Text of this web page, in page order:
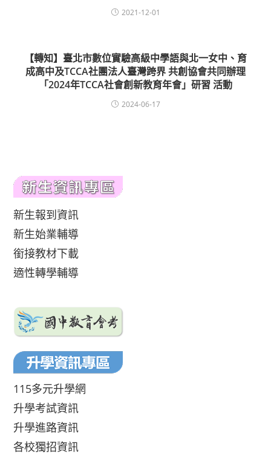
2021-12-01
【轉知】臺北市數位實驗高級中學語與北一女中、育
成高中及TCCA社團法人臺灣跨界 共創協會共同辦理
「2024年TCCA社會創新教育年會」研習 活動
2024-06-17
新生報到資訊
新生始業輔導
銜接教材下載
適性轉學輔導
115多元升學網
升學考試資訊
升學進路資訊
各校獨招資訊